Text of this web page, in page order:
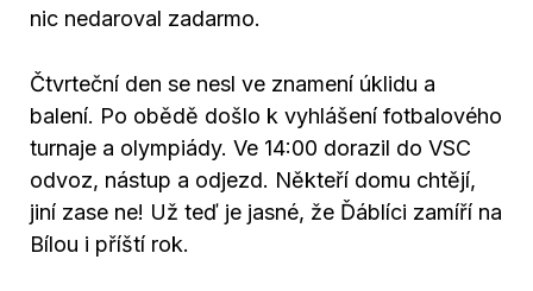
nic nedaroval zadarmo.
Čtvrteční den se nesl ve znamení úklidu a
balení. Po obědě došlo k vyhlášení fotbalového
turnaje a olympiády. Ve 14:00 dorazil do VSC
odvoz, nástup a odjezd. Někteří domu chtějí,
jiní zase ne! Už teď je jasné, že Ďáblíci zamíří na
Bílou i příští rok.